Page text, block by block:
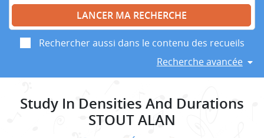
Rechercher aussi dans le contenu des recueils
Recherche avancée
Study In Densities And Durations
STOUT ALAN